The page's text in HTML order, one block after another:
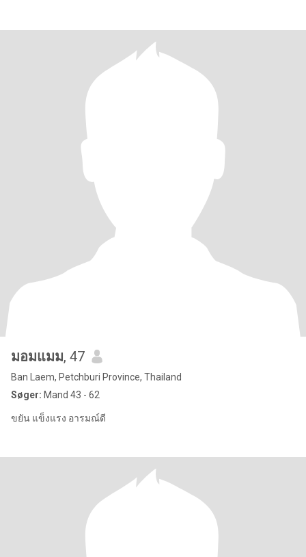
มอมแมม, 47
Ban Laem, Petchburi Province, Thailand
Søger: Mand 43 - 62
ขยัน แข็งแรง อารมณ์ดี